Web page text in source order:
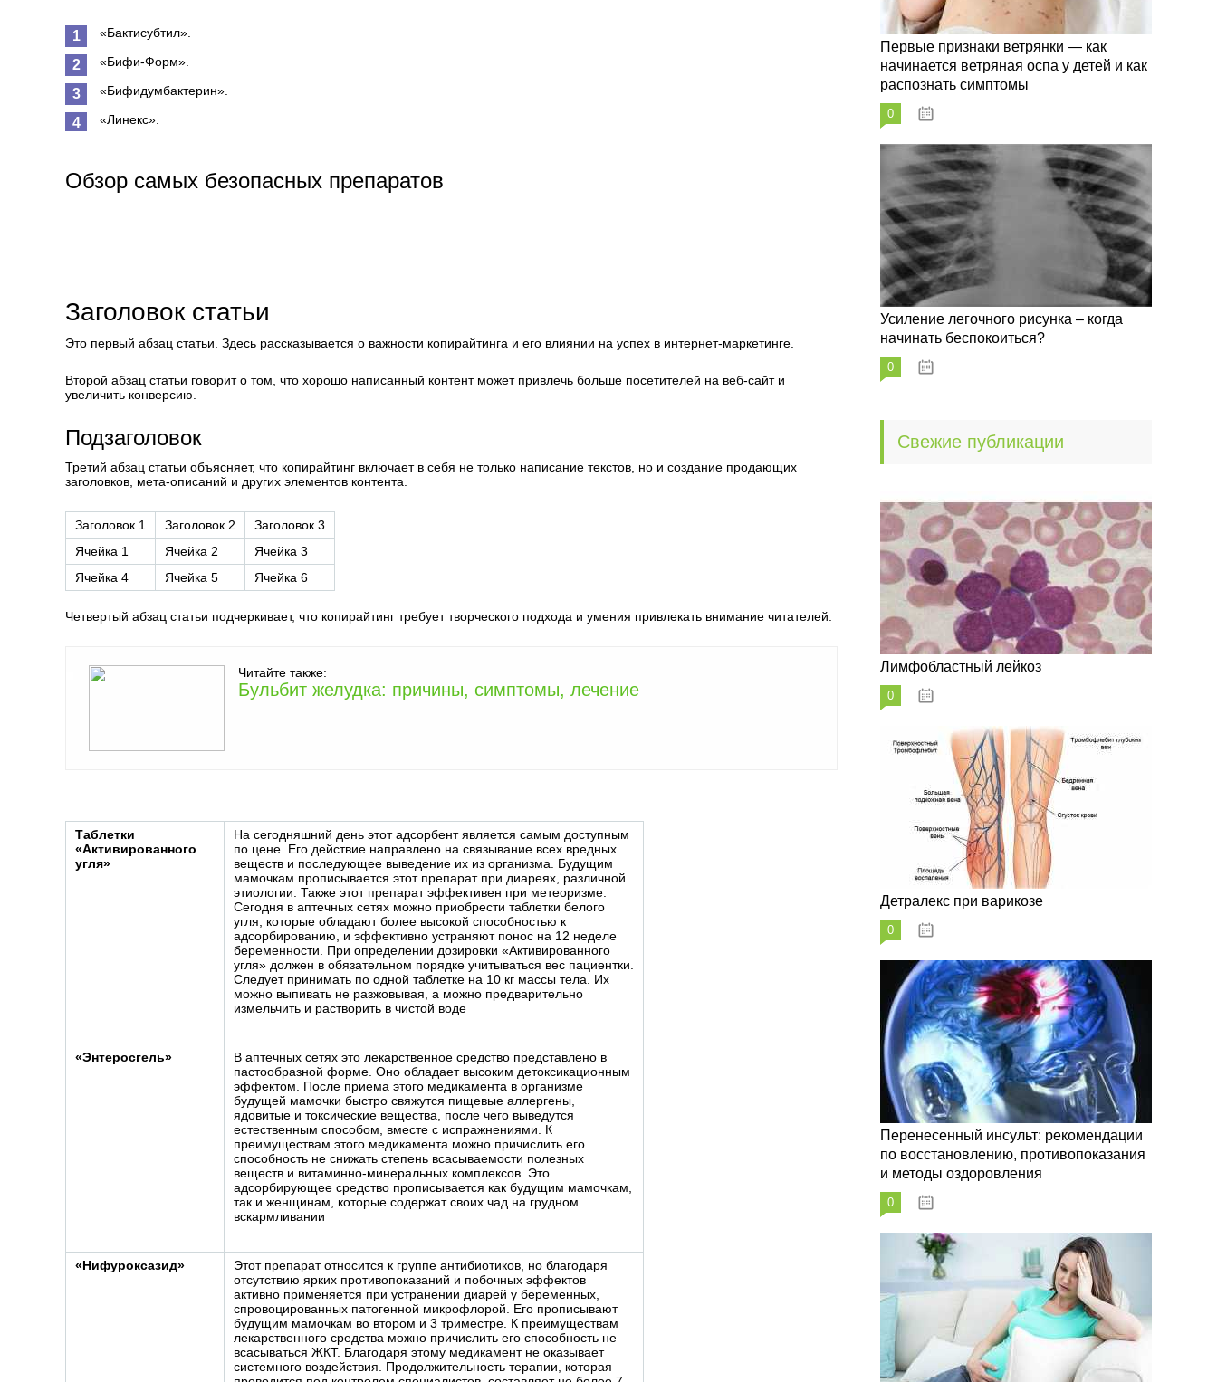
«Бактисубтил».
«Бифи-Форм».
«Бифидумбактерин».
«Линекс».
Обзор самых безопасных препаратов
Заголовок статьи
Это первый абзац статьи. Здесь рассказывается о важности копирайтинга и его влиянии на успех в интернет-маркетинге.
Второй абзац статьи говорит о том, что хорошо написанный контент может привлечь больше посетителей на веб-сайт и
увеличить конверсию.
Подзаголовок
Третий абзац статьи объясняет, что копирайтинг включает в себя не только написание текстов, но и создание продающих
заголовков, мета-описаний и других элементов контента.
Заголовок 1 Заголовок 2
Заголовок 3
Ячейка 1
Ячейка 2
Ячейка 3
Ячейка 4
Ячейка 5 Ячейка 6
Четвертый абзац статьи подчеркивает, что копирайтинг требует творческого подхода и умения привлекать внимание читателей.
Читайте также:
Бульбит желудка: причины, симптомы, лечение
Таблетки
«Активированного
угля»
На сегодняшний день этот адсорбент является самым доступным
по цене. Его действие направлено на связывание всех вредных
веществ и последующее выведение их из организма. Будущим
мамочкам прописывается этот препарат при диареях, различной
этиологии. Также этот препарат эффективен при метеоризме.
Сегодня в аптечных сетях можно приобрести таблетки белого
угля, которые обладают более высокой способностью к
адсорбированию, и эффективно устраняют понос на 12 неделе
беременности. При определении дозировки «Активированного
угля» должен в обязательном порядке учитываться вес пациентки.
Следует принимать по одной таблетке на 10 кг массы тела. Их
можно выпивать не разжовывая, а можно предварительно
измельчить и растворить в чистой воде
«Энтеросгель»
В аптечных сетях это лекарственное средство представлено в
пастообразной форме. Оно обладает высоким детоксикационным
эффектом. После приема этого медикамента в организме
будущей мамочки быстро свяжутся пищевые аллергены,
ядовитые и токсические вещества, после чего выведутся
естественным способом, вместе с испражнениями. К
преимуществам этого медикамента можно причислить его
способность не снижать степень всасываемости полезных
веществ и витаминно-минеральных комплексов. Это
адсорбирующее средство прописывается как будущим мамочкам,
так и женщинам, которые содержат своих чад на грудном
вскармливании
«Нифуроксазид»
Этот препарат относится к группе антибиотиков, но благодаря
отсутствию ярких противопоказаний и побочных эффектов
активно применяется при устранении диарей у беременных,
спровоцированных патогенной микрофлорой. Его прописывают
будущим мамочкам во втором и 3 триместре. К преимуществам
лекарственного средства можно причислить его способность не
всасываться ЖКТ. Благодаря этому медикамент не оказывает
системного воздействия. Продолжительность терапии, которая
Первые признаки ветрянки — как
начинается ветряная оспа у детей и как
распознать симптомы
0
Усиление легочного рисунка – когда
начинать беспокоиться?
0
Свежие публикации
Лимфобластный лейкоз
0
Детралекс при варикозе
0
Перенесенный инсульт: рекомендации
по восстановлению, противопоказания
и методы оздоровления
0